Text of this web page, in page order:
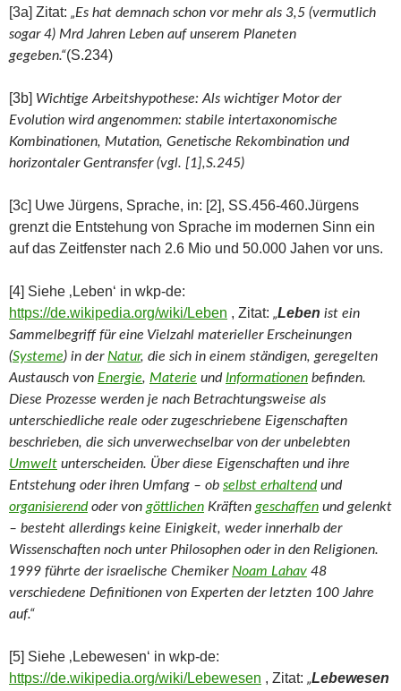
[3a] Zitat: „Es hat demnach schon vor mehr als 3,5 (vermutlich
sogar 4) Mrd Jahren Leben auf unserem Planeten
gegeben.“(S.234)
[3b] Wichtige Arbeitshypothese: Als wichtiger Motor der
Evolution wird angenommen: stabile intertaxonomische
Kombinationen, Mutation, Genetische Rekombination und
horizontaler Gentransfer (vgl. [1],S.245)
[3c] Uwe Jürgens, Sprache, in: [2], SS.456-460.Jürgens
grenzt die Entstehung von Sprache im modernen Sinn ein
auf das Zeitfenster nach 2.6 Mio und 50.000 Jahen vor uns.
[4] Siehe ‚Leben‘ in wkp-de:
https://de.wikipedia.org/wiki/Leben , Zitat: „Leben ist ein
Sammelbegriff für eine Vielzahl materieller Erscheinungen
(Systeme) in der Natur, die sich in einem ständigen, geregelten
Austausch von Energie, Materie und Informationen befinden.
Diese Prozesse werden je nach Betrachtungsweise als
unterschiedliche reale oder zugeschriebene Eigenschaften
beschrieben, die sich unverwechselbar von der unbelebten
Umwelt unterscheiden. Über diese Eigenschaften und ihre
Entstehung oder ihren Umfang – ob selbst erhaltendund
organisierendoder von göttlichen Kräften geschaffen und gelenkt
– besteht allerdings keine Einigkeit, weder innerhalb der
Wissenschaften noch unter Philosophen oder in den Religionen.
1999 führte der israelische Chemiker Noam Lahav 48
verschiedene Definitionen von Experten der letzten 100 Jahre
auf.“
[5] Siehe ‚Lebewesen‘ in wkp-de:
https://de.wikipedia.org/wiki/Lebewesen , Zitat: „Lebewesen